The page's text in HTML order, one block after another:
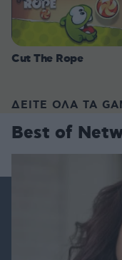
Cut The Rope
ΔΕΙΤΕ ΟΛΑ ΤΑ
Best of